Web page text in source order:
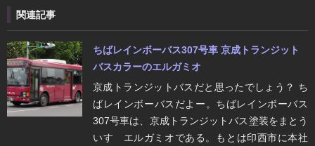
関連記事
ちばレインボーバス307号車 京成トランジット
バスカラーのエルガミオ
京成トランジットバスだと思ったでしょう？ ち
ばレインボーバスだよー。ちばレインボーバス
307号車は、京成トランジットバス塗装をまとう
いすゞエルガミオである。​もとは印西市に本社